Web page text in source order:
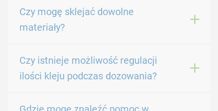
Czy mogę sklejać dowolne
materiały?
Czy istnieje możliwość regulacji
ilości kleju podczas dozowania?